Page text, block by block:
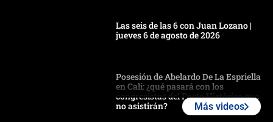
Las seis de las 6 con Juan Lozano |
jueves 6 de agosto de 2026
Posesión de Abelardo De La Espriella
en Cali: ¿qué pasará con los
congresistas del Pacto Histórico que
no asistirán?
Más videos